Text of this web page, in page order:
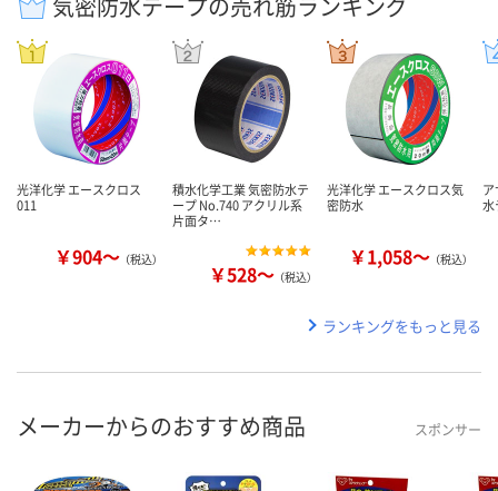
光洋化学 エースクロス
011
￥904～ （税込）
積水化学工業 気密防水テ
ープ No.740 アクリル系
片面タ…
￥528～ （税込）
光洋化学 エースクロス気
密防水
￥1,058～ （税込）
ア
水
ランキングをもっと見る
メーカーからのおすすめ商品 スポンサー